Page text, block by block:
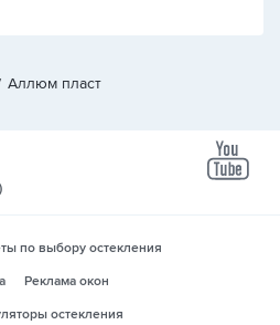
Аллюм пласт
по выбору остекления
Реклама окон
остекления